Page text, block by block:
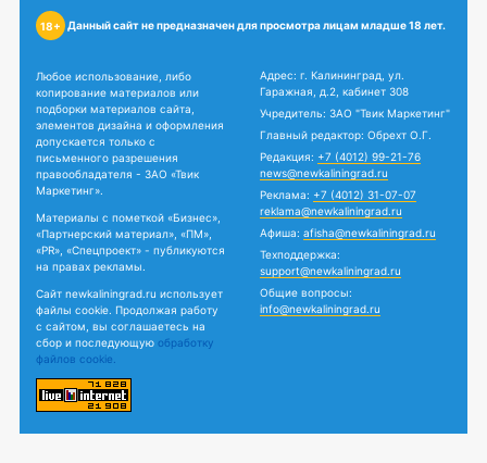
18+ Данный сайт не предназначен для просмотра лицам младше 18 лет.
Любое использование, либо
копирование материалов или
подборки материалов сайта,
элементов дизайна и оформления
допускается только с
письменного разрешения
правообладателя - ЗАО «Твик
Маркетинг».
Материалы с пометкой «Бизнес»,
«Партнерский материал», «ПМ»,
«PR», «Спецпроект» - публикуются
на правах рекламы.
Сайт newkaliningrad.ru использует
файлы cookie. Продолжая работу
с сайтом, вы соглашаетесь на
сбор и последующую обработку
файлов cookie.
Адрес: г. Калининград, ул.
Гаражная, д.2, кабинет 308
Учредитель: ЗАО "Твик Маркетинг"
Главный редактор: Обрехт О.Г.
Редакция: +7 (4012) 99-21-76
news@newkaliningrad.ru
Реклама: +7 (4012) 31-07-07
reklama@newkaliningrad.ru
Афиша: afisha@newkaliningrad.ru
Техподдержка:
support@newkaliningrad.ru
Общие вопросы:
info@newkaliningrad.ru